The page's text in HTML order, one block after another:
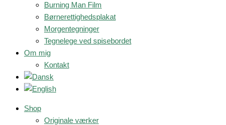
Burning Man Film
Børnerettighedsplakat
Morgentegninger
Tegnelege ved spisebordet
Om mig
Kontakt
Shop
Originale værker